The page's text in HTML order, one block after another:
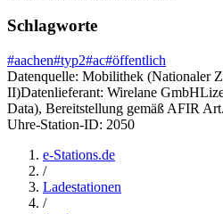
Schlagworte
#aachen#typ2#ac#öffentlich
Datenquelle: Mobilithek (Nationaler
II)Datenlieferant: Wirelane GmbH
Data), Bereitstellung gemäß AFIR
Uhre-Station-ID: 2050
e-Stations.de
/
Ladestationen
/